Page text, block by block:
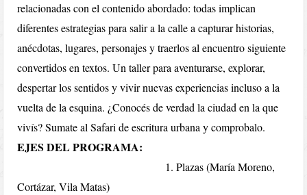
relacionadas con el contenido abordado: todas implican
diferentes estrategias para salir a la calle a capturar historias,
anécdotas, lugares, personajes y traerlos al encuentro siguiente
convertidos en textos. Un taller para aventurarse, explorar,
despertar los sentidos y vivir nuevas experiencias incluso a la
vuelta de la esquina. ¿Conocés de verdad la ciudad en la que
vivís? Sumate al Safari de escritura urbana y comprobalo.
EJES DEL PROGRAMA:
1. Plazas (María Moreno,
Cortázar, Vila Matas)